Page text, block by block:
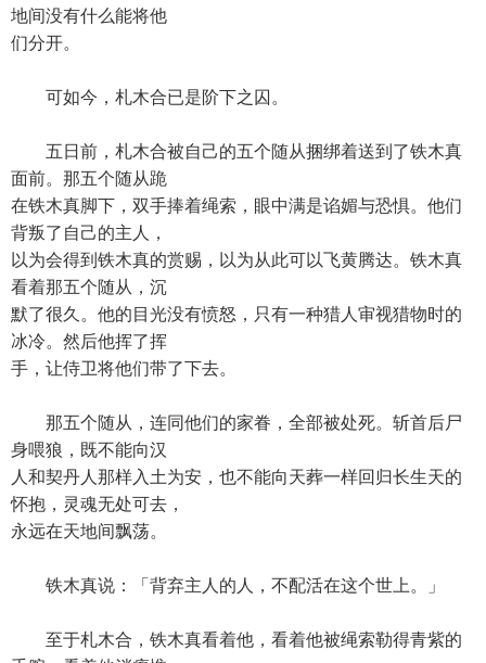
地间没有什么能将他
们分开。
可如今，札木合已是阶下之囚。
五日前，札木合被自己的五个随从捆绑着送到了铁木真
面前。那五个随从跪
在铁木真脚下，双手捧着绳索，眼中满是谄媚与恐惧。他们
背叛了自己的主人，
以为会得到铁木真的赏赐，以为从此可以飞黄腾达。铁木真
看着那五个随从，沉
默了很久。他的目光没有愤怒，只有一种猎人审视猎物时的
冰冷。然后他挥了挥
手，让侍卫将他们带了下去。
那五个随从，连同他们的家眷，全部被处死。斩首后尸
身喂狼，既不能向汉
人和契丹人那样入土为安，也不能向天葬一样回归长生天的
怀抱，灵魂无处可去，
永远在天地间飘荡。
铁木真说：「背弃主人的人，不配活在这个世上。」
至于札木合，铁木真看着他，看着他被绳索勒得青紫的